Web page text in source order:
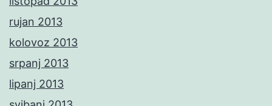
rujan 2013
kolovoz 2013
srpanj 2013
lipanj 2013